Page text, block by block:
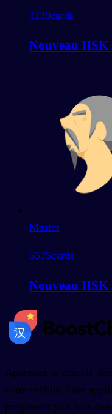
1130cards
Nouveau HSK
Master
5575cards
Nouveau HSK
Apprenez le chinois
votre mobile. Une
progresser plus vite